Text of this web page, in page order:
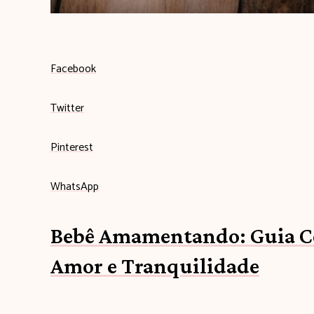
e
b
ê
o
Facebook
Twitter
Pinterest
WhatsApp
Bebê Amamentando: Guia
Amor e Tranquilidade